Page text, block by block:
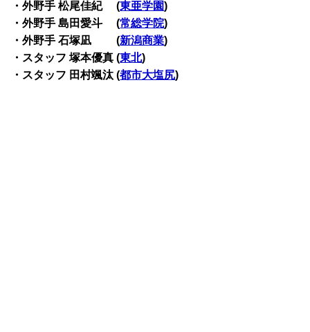
・外野手 松尾佳紀 (東亜学園)
・外野手 島田愛斗 (常総学院)
・外野手 石塚凪 (新潟商業)
・スタッフ 塚本優真 (東北)
・スタッフ 田村颯汰 (都市大塩尻)